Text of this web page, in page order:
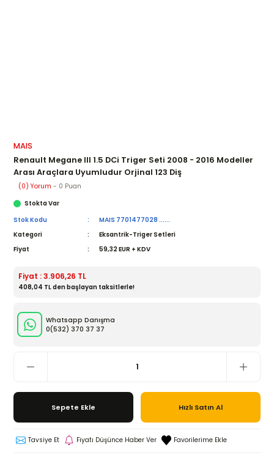
MAIS
Renault Megane III 1.5 DCi Triger Seti 2008 - 2016 Modeller
Arası Araçlara Uyumludur Orjinal 123 Diş
(0) Yorum - 0 Puan
Stokta Var
Stok Kodu
MAIS 7701477028 ......
Kategori
Eksantrik-Triger Setleri
Fiyat
59,32 EUR + KDV
Fiyat : 3.906,26 TL
408,04 TL den başlayan taksitlerle!
Whatsapp Danışma
0(532) 370 37 37
Sepete Ekle Hızlı Satın Al
Tavsiye Et Fiyatı Düşünce Haber Ver